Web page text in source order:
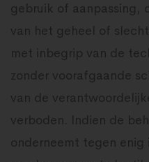
gebruik of aanpassing,
van het geheel of
met inbegrip van de
zonder voorafgaande
van de
verboden. Indien de
onderneemt tegen